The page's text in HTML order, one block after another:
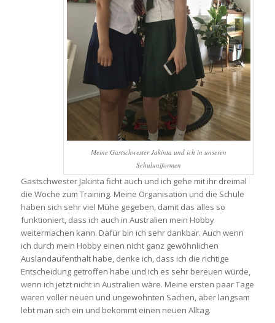
Meine Gastschwester Jakinta und ich in unseren
Schuluniformen
Gastschwester Jakinta ficht auch und ich gehe mit ihr dreimal
die Woche zum Training. Meine Organisation und die Schule
haben sich sehr viel Mühe gegeben, damit das alles so
funktioniert, dass ich auch in Australien mein Hobby
weitermachen kann. Dafür bin ich sehr dankbar. Auch wenn
ich durch mein Hobby einen nicht ganz gewöhnlichen
Auslandaufenthalt habe, denke ich, dass ich die richtige
Entscheidung getroffen habe und ich es sehr bereuen würde,
wenn ich jetzt nicht in Australien wäre. Meine ersten paar Tage
waren voller neuen und ungewohnten Sachen, aber langsam
lebt man sich ein und bekommt einen neuen Alltag.